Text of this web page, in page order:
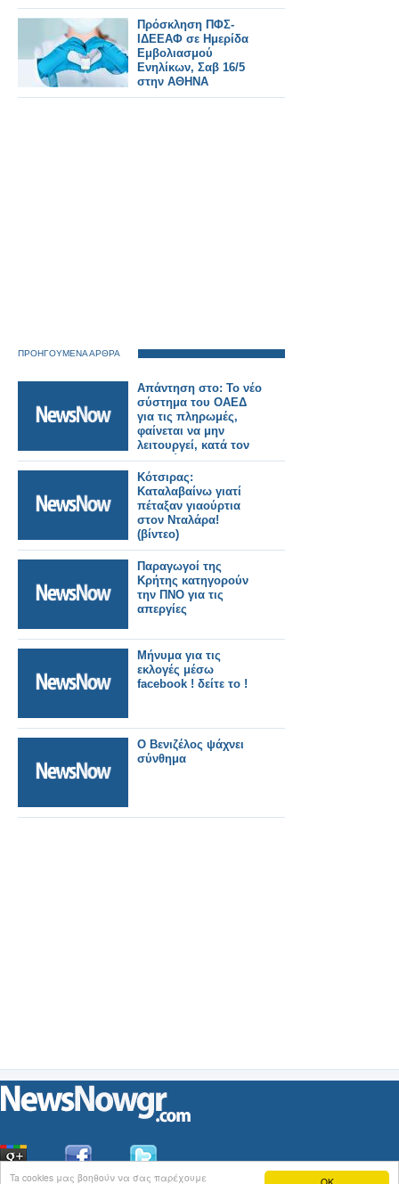
Ta cookies μας βοηθούν να σας παρέχουμε
Πρόσκληση ΠΦΣ-
ΙΔΕΕΑΦ σε Ημερίδα
Εμβολιασμού
Ενηλίκων, Σαβ 16/5
στην ΑΘΗΝΑ
ΠΡΟΗΓΟΥΜΕΝΑ ΑΡΘΡΑ
Απάντηση στο: Το νέο
σύστημα του ΟΑΕΔ
για τις πληρωμές,
φαίνεται να μην
λειτουργεί, κατά τον
αναγνώστη
Κότσιρας:
Καταλαβαίνω γιατί
πέταξαν γιαούρτια
στον Νταλάρα!
(βίντεο)
Παραγωγοί της
Κρήτης κατηγορούν
την ΠΝΟ για τις
απεργίες
Μήνυμα για τις
εκλογές μέσω
facebook ! δείτε το !
Ο Βενιζέλος ψάχνει
σύνθημα